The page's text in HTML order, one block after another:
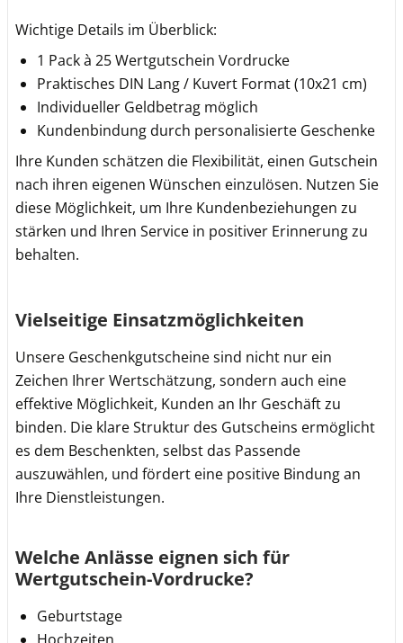
Wichtige Details im Überblick:
1 Pack à 25 Wertgutschein Vordrucke
Praktisches DIN Lang / Kuvert Format (10x21 cm)
Individueller Geldbetrag möglich
Kundenbindung durch personalisierte Geschenke
Ihre Kunden schätzen die Flexibilität, einen Gutschein
nach ihren eigenen Wünschen einzulösen. Nutzen Sie
diese Möglichkeit, um Ihre Kundenbeziehungen zu
stärken und Ihren Service in positiver Erinnerung zu
behalten.
Vielseitige Einsatzmöglichkeiten
Unsere Geschenkgutscheine sind nicht nur ein
Zeichen Ihrer Wertschätzung, sondern auch eine
effektive Möglichkeit, Kunden an Ihr Geschäft zu
binden. Die klare Struktur des Gutscheins ermöglicht
es dem Beschenkten, selbst das Passende
auszuwählen, und fördert eine positive Bindung an
Ihre Dienstleistungen.
Welche Anlässe eignen sich für
Wertgutschein-Vordrucke?
Geburtstage